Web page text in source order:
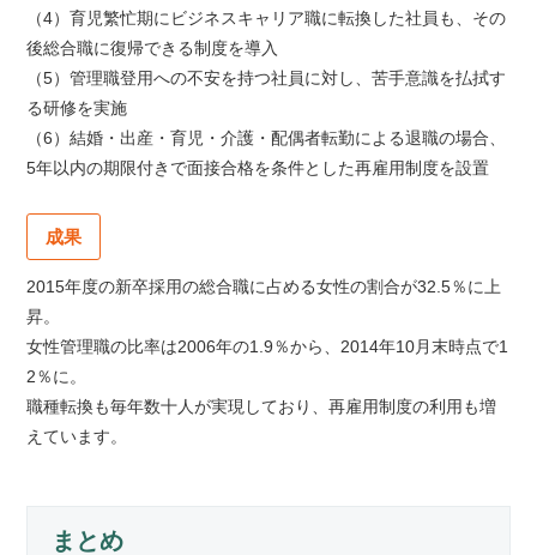
（4）育児繁忙期にビジネスキャリア職に転換した社員も、その
後総合職に復帰できる制度を導入
（5）管理職登用への不安を持つ社員に対し、苦手意識を払拭す
る研修を実施
（6）結婚・出産・育児・介護・配偶者転勤による退職の場合、
5年以内の期限付きで面接合格を条件とした再雇用制度を設置
成果
2015年度の新卒採用の総合職に占める女性の割合が32.5％に上
昇。
女性管理職の比率は2006年の1.9％から、2014年10月末時点で1
2％に。
職種転換も毎年数十人が実現しており、再雇用制度の利用も増
えています。
まとめ